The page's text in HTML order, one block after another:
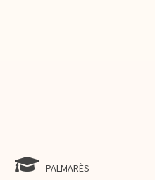
PALMARÈS